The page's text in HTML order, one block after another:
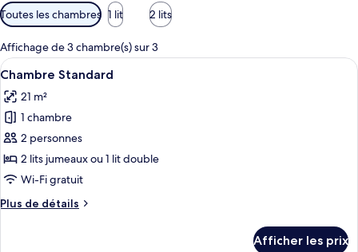
Filtres
disponibles
pour
les
chambres
Toutes les chambres 1 lit 2 lits
Affichage de 3 chambre(s) sur 3
Afficher
toutes
les
photos
pour
ce
type
chambre :
Une chambre d’hôtel avec un lit,
8
Chambre Standard
21 m²
1 chambre
2 personnes
2 lits jumeaux ou 1 lit double
Wi-Fi gratuit
Plus de détails
Plus
Afficher les prix